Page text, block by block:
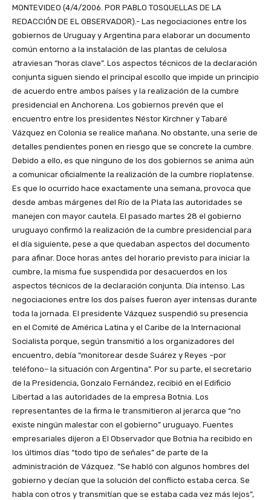
MONTEVIDEO (4/4/2006. POR PABLO TOSQUELLAS DE LA
REDACCIÓN DE EL OBSERVADOR).- Las negociaciones entre los
gobiernos de Uruguay y Argentina para elaborar un documento
común entorno a la instalación de las plantas de celulosa
atraviesan “horas clave”. Los aspectos técnicos de la declaración
conjunta siguen siendo el principal escollo que impide un principio
de acuerdo entre ambos países y la realización de la cumbre
presidencial en Anchorena. Los gobiernos prevén que el
encuentro entre los presidentes Néstor Kirchner y Tabaré
Vázquez en Colonia se realice mañana. No obstante, una serie de
detalles pendientes ponen en riesgo que se concrete la cumbre.
Debido a ello, es que ninguno de los dos gobiernos se anima aún
a comunicar oficialmente la realización de la cumbre rioplatense.
Es que lo ocurrido hace exactamente una semana, provoca que
desde ambas márgenes del Río de la Plata las autoridades se
manejen con mayor cautela. El pasado martes 28 el gobierno
uruguayo confirmó la realización de la cumbre presidencial para
el día siguiente, pese a que quedaban aspectos del documento
para afinar. Doce horas antes del horario previsto para iniciar la
cumbre, la misma fue suspendida por desacuerdos en los
aspectos técnicos de la declaración conjunta. Día intenso. Las
negociaciones entre los dos países fueron ayer intensas durante
toda la jornada. El presidente Vázquez suspendió su presencia
en el Comité de América Latina y el Caribe de la Internacional
Socialista porque, según transmitió a los organizadores del
encuentro, debía “monitorear desde Suárez y Reyes –por
teléfono– la situación con Argentina”. Por su parte, el secretario
de la Presidencia, Gonzalo Fernández, recibió en el Edificio
Libertad a las autoridades de la empresa Botnia. Los
representantes de la firma le transmitieron al jerarca que “no
existe ningún malestar con el gobierno” uruguayo. Fuentes
empresariales dijeron a El Observador que Botnia ha recibido en
los últimos días “todo tipo de señales” de parte de la
administración de Vázquez. “Se habló con algunos hombres del
gobierno y decían que la solución del conflicto estaba cerca. Se
habla con otros y transmitían que se estaba cada vez más lejos”,